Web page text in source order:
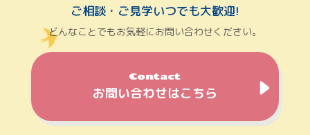
ご相談・ご見学いつでも大歓迎!
どんなことでもお気軽にお問い合わせください。
Contact
お問い合わせはこちら